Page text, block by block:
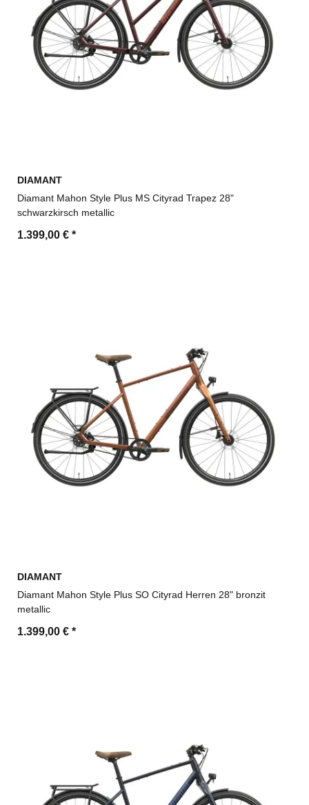
DIAMANT
Diamant Mahon Style Plus MS Cityrad Trapez 28"
schwarzkirsch metallic
1.399,00 € *
DIAMANT
Diamant Mahon Style Plus SO Cityrad Herren 28" bronzit
metallic
1.399,00 € *